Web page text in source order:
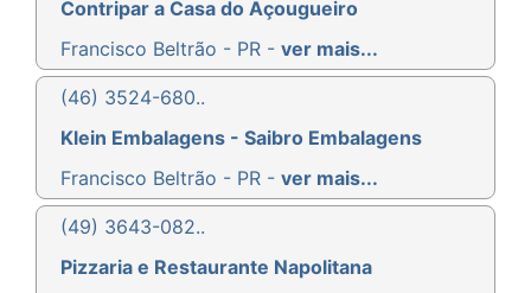
Contripar a Casa do Açougueiro
Francisco Beltrão - PR - ver mais...
(46) 3524-680..
Klein Embalagens - Saibro Embalagens
Francisco Beltrão - PR - ver mais...
(49) 3643-082..
Pizzaria e Restaurante Napolitana